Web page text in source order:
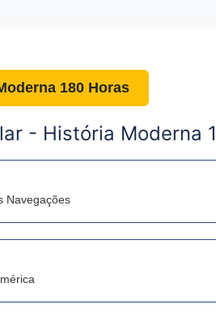
180 Horas
- História Moderna
Navegações